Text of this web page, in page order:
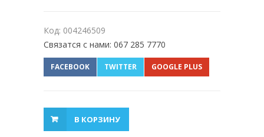
Код: 004246509
Связатся с нами: 067 285 7770
FACEBOOK TWITTER GOOGLE PLUS
В КОРЗИНУ